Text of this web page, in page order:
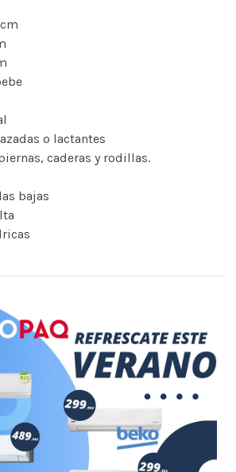
o lactantes
caderas y rodillas.
bajas